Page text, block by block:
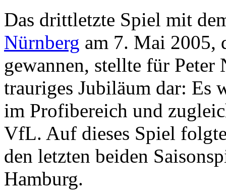
Das drittletzte Spiel mit
Nürnberg am 7. Mai 2005,
gewannen, stellte für Peter
trauriges Jubiläum dar: Es
im Profibereich und
VfL. Auf dieses Spiel
den letzten beiden
Hamburg.